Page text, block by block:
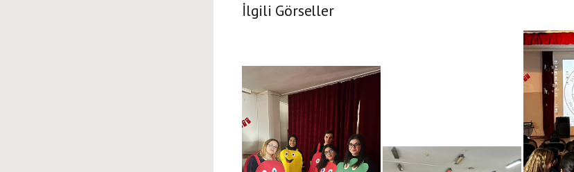
İlgili Görseller